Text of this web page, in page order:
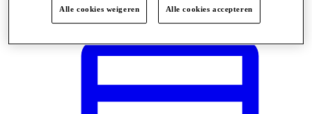
Alle cookies weigeren Alle cookies accepteren